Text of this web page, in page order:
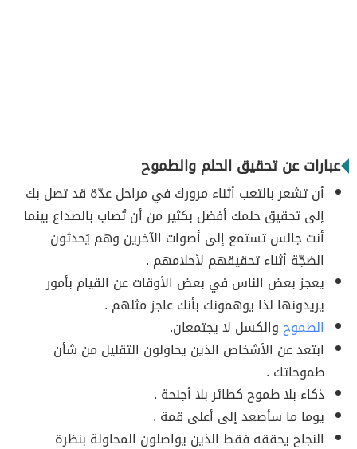
عبارات عن تحقيق الحلم والطموح
أن تشعر بالتعب أثناء مرورك في مراحل عدّة قد تصل بك
إلى تحقيق حلمك أفضل بكثير من أن تُصاب بالصداع بينما
أنت جالس تستمع إلى أصوات الآخرين وهم يُحدثون
الضجّة أثناء تحقيقهم لأحلامهم .
يعجز بعض الناس في بعض الأوقات عن القيام بأمور
يريدونها لذا يوهمونك بأنك عاجز مثلهم .
الطموحوالكسل لا يجتمعان.
ابتعد عن الأشخاص الذين يحاولون التقليل من شأن
طموحاتك .
ذكاء بلا طموح كطائر بلا أجنحة .
يوما ما سأصعد إلى أعلى قمة .
النجاح يحققه فقط الذين يواصلون المحاولة بنظرة